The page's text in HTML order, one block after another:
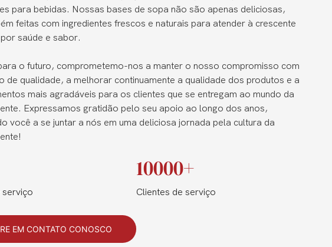
para bebidas. Nossas bases de sopa não são apenas deliciosas,
feitas com ingredientes frescos e naturais para atender à crescente
saúde e sabor.
o futuro, comprometemo-nos a manter o nosso compromisso com
de qualidade, a melhorar continuamente a qualidade dos produtos e a
mais agradáveis ​​para os clientes que se entregam ao mundo da
Expressamos gratidão pelo seu apoio ao longo dos anos,
você a se juntar a nós em uma deliciosa jornada pela cultura da
serviço
10000+
Clientes de serviço
EM CONTATO CONOSCO